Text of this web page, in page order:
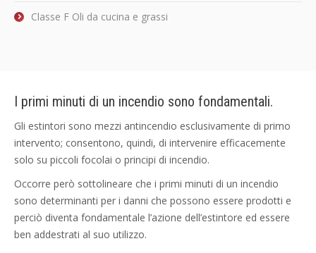
Classe F Oli da cucina e grassi
I primi minuti di un incendio sono fondamentali.
Gli estintori sono mezzi antincendio esclusivamente di primo
intervento; consentono, quindi, di intervenire efficacemente
solo su piccoli focolai o principi di incendio.
Occorre però sottolineare che i primi minuti di un incendio
sono determinanti per i danni che possono essere prodotti e
perciò diventa fondamentale l’azione dell’estintore ed essere
ben addestrati al suo utilizzo.